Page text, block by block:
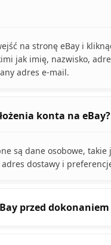
na stronę eBay i
jak imię, nazwisko,
adres e-mail.
konta na eBay?
są dane osobowe,
dostawy i
przed